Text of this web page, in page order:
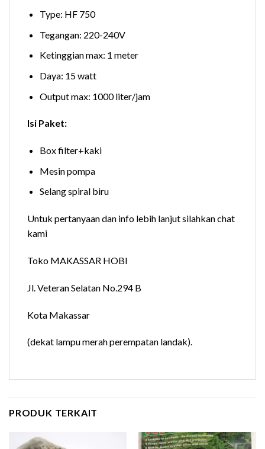
Type: HF 750
Tegangan: 220-240V
Ketinggian max: 1 meter
Daya: 15 watt
Output max: 1000 liter/jam
Isi Paket:
Box filter+kaki
Mesin pompa
Selang spiral biru
Untuk pertanyaan dan info lebih lanjut silahkan chat
kami
Toko MAKASSAR HOBI
Jl. Veteran Selatan No.294 B
Kota Makassar
(dekat lampu merah perempatan landak).
PRODUK TERKAIT